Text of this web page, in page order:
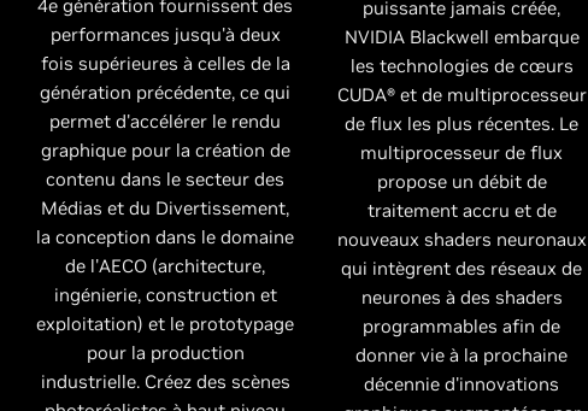
4e génération fournissent des
performances jusqu'à deux
fois supérieures à celles de la
génération précédente, ce qui
permet d'accélérer le rendu
graphique pour la création de
contenu dans le secteur des
Médias et du Divertissement,
la conception dans le domaine
de l'AECO (architecture,
ingénierie, construction et
exploitation) et le prototypage
pour la production
industrielle. Créez des scènes
puissante jamais créée,
NVIDIA Blackwell embarque
les technologies de cœurs
CUDA® et de multiprocesseur
de flux les plus récentes. Le
multiprocesseur de flux
propose un débit de
traitement accru et de
nouveaux shaders neuronaux
qui intègrent des réseaux de
neurones à des shaders
programmables afin de
donner vie à la prochaine
décennie d'innovations